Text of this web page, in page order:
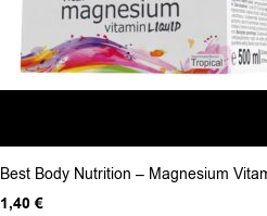
Best Body Nutrition – Magnesium
1,40 €